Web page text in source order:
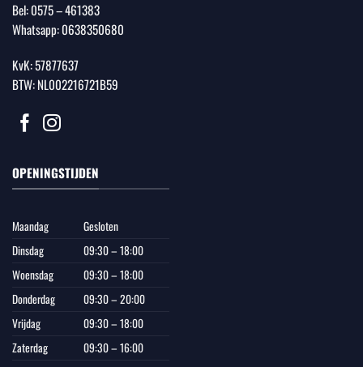
Bel:0575 – 461383
Whatsapp:0638350680
KvK: 57877637
BTW: NL002216721B59
OPENINGSTIJDEN
Maandag
Gesloten
Dinsdag
09:30 – 18:00
Woensdag
09:30 – 18:00
Donderdag
09:30 – 20:00
Vrijdag
09:30 – 18:00
Zaterdag
09:30 – 16:00